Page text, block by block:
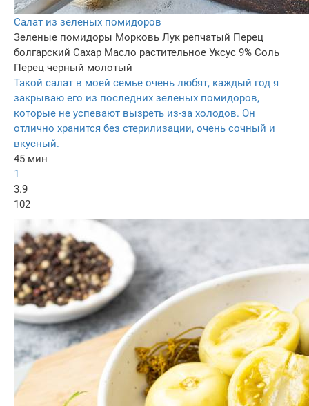
Салат из зеленых помидоров
Зеленые помидоры Морковь Лук репчатый Перец
болгарский Сахар Масло растительное Уксус 9% Соль
Перец черный молотый
Такой салат в моей семье очень любят, каждый год я
закрываю его из последних зеленых помидоров,
которые не успевают вызреть из-за холодов. Он
отлично хранится без стерилизации, очень сочный и
вкусный.
45 мин
1
3.9
102